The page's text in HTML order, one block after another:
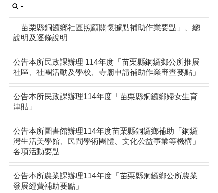
「苗栗縣銅鑼鄉社區照顧關懷據點補助作業要點」、總
說明及逐條說明
公告本所民政課辦理 114年度「苗栗縣銅鑼鄉公所推展
社區、社團活動及學校、寺廟申請補助作業審查要點」
公告本所民政課辦理114年度「苗栗縣銅鑼鄉婦女生育
津貼」
公告本所圖書館辦理114年度苗栗縣銅鑼鄉補助「銅鑼
灣生活美學館、民間學術團體、文化公益事業等機構」
各項活動要點
公告本所農業課辦理114年度「苗栗縣銅鑼鄉公所農業
發展經費補助要點」